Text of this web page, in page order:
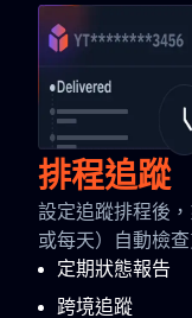
排程追蹤
設定追蹤排程後
或每天）自動檢
定期狀態報告
跨境追蹤